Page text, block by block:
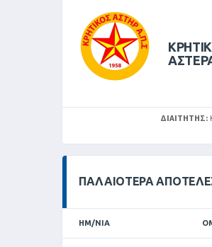
ΔΙΑΙΤΗΤΉΣ:
ΠΑΛΑΙΌΤΕΡΑ
ΗΜ/ΝΊΑ